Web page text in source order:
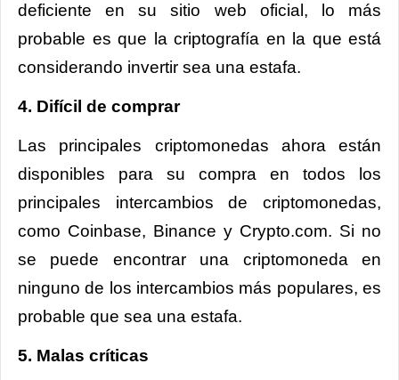
deficiente en su sitio web oficial, lo más
probable es que la criptografía en la que está
considerando invertir sea una estafa.
4. Difícil de comprar
Las principales criptomonedas ahora están
disponibles para su compra en todos los
principales intercambios de criptomonedas,
como Coinbase, Binance y Crypto.com. Si no
se puede encontrar una criptomoneda en
ninguno de los intercambios más populares, es
probable que sea una estafa.
5. Malas críticas